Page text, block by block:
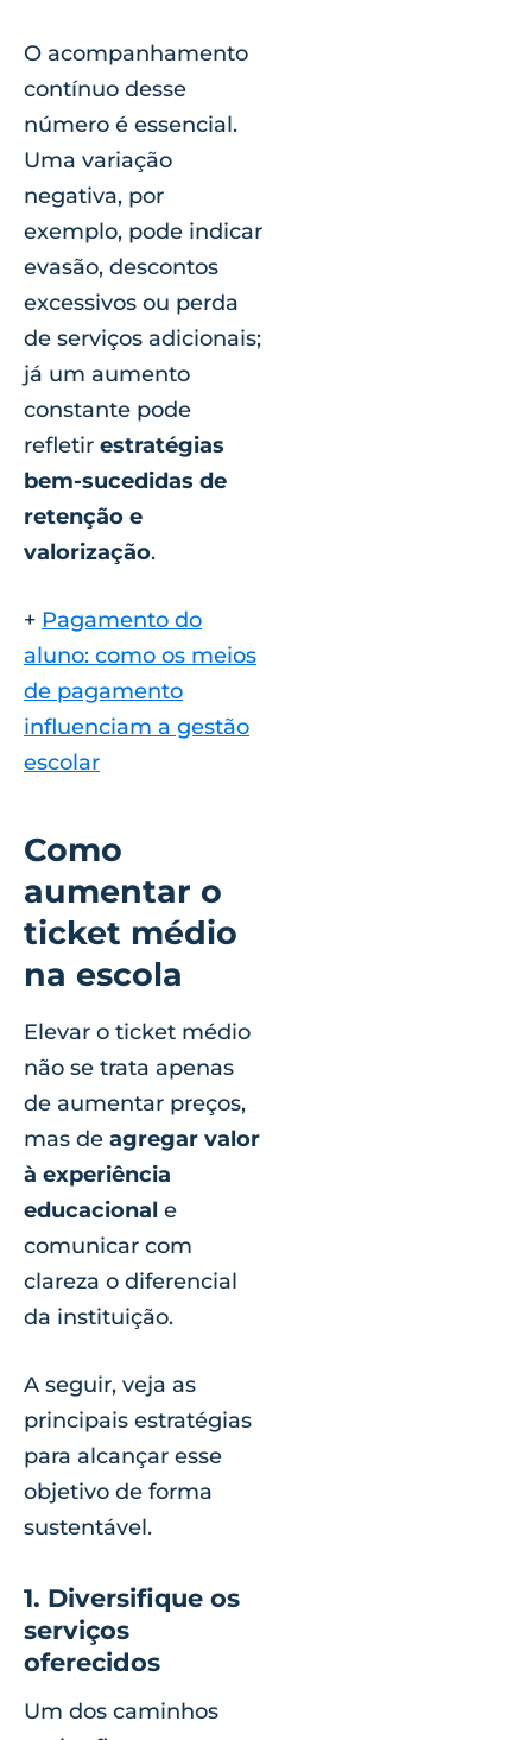
O acompanhamento
contínuo desse
número é essencial.
Uma variação
negativa, por
exemplo, pode indicar
evasão, descontos
excessivos ou perda
de serviços adicionais;
já um aumento
constante pode
refletir estratégias
bem-sucedidas de
retenção e
valorização.
+ Pagamento do
aluno: como os meios
de pagamento
influenciam a gestão
escolar
Como
aumentar o
ticket médio
na escola
Elevar o ticket médio
não se trata apenas
de aumentar preços,
mas de agregar valor
à experiência
educacional e
comunicar com
clareza o diferencial
da instituição.
A seguir, veja as
principais estratégias
para alcançar esse
objetivo de forma
sustentável.
1. Diversifique os
serviços
oferecidos
Um dos caminhos